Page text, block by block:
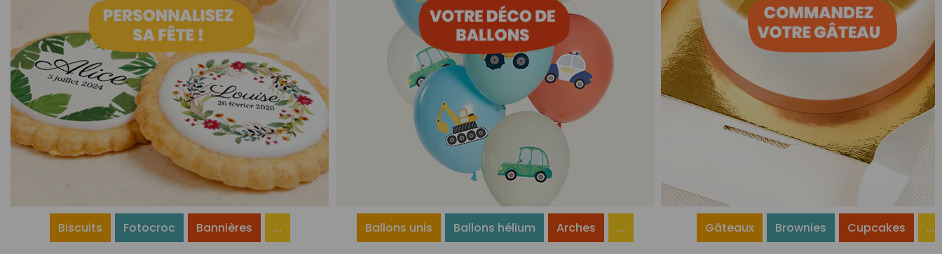
Biscuits Fotocroc Bannières ... Ballons unis Ballons hélium Arches ... Gâteaux Brownies Cupcakes ...